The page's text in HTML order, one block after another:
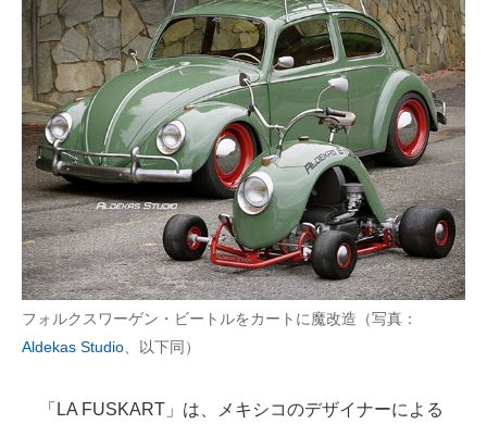
好きが集まる 比べて選べる
ビジネスと働き方のヒント
AI活用のいまが分かる
企業ITのトレンドを詳説
経営リーダーのコミュニティ
マーケ×ITの今がよく分かる
企業向けIT製品の総合サイト
IT製品の技術・比較・事例
フォルクスワーゲン・ビートルをカートに魔改造（写真：
Aldekas Studio、以下同）
「LA FUSKART」は、メキシコのデザイナーによる